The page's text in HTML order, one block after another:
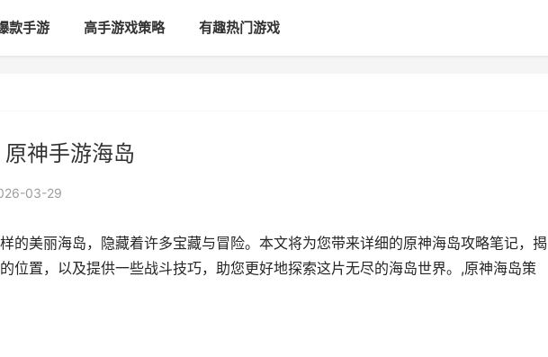
款手游 高手游戏策略 有趣热门游戏
神手游海岛
03-29
的美丽海岛，隐藏着许多宝藏与冒险。本文将为您带来详细的原神海岛攻略笔记，揭
位置，以及提供一些战斗技巧，助您更好地探索这片无尽的海岛世界。,原神海岛策